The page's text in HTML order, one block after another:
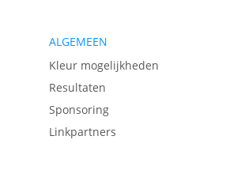
ALGEMEEN
Kleur mogelijkheden
Resultaten
Sponsoring
Linkpartners